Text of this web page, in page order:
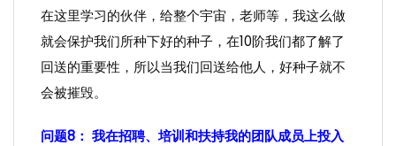
在这里学习的伙伴，给整个宇宙，老师等，我这么做
就会保护我们所种下好的种子，在10阶我们都了解了
回送的重要性，所以当我们回送给他人，好种子就不
会被摧毁。
问题8： 我在招聘、培训和扶持我的团队成员上投入